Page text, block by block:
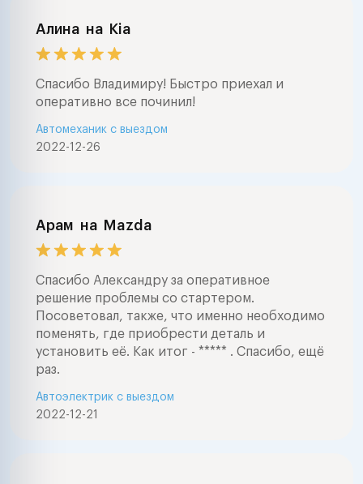
Алина на Kia
Спасибо Владимиру! Быстро приехал и
оперативно все починил!
2022-12-26
Автомеханик с выездом
Арам на Mazda
Спасибо Александру за оперативное
решение проблемы со стартером.
Посоветовал, также, что именно необходимо
поменять, где приобрести деталь и
установить её. Как итог - ***** . Спасибо, ещё
раз.
2022-12-21
Автоэлектрик с выездом